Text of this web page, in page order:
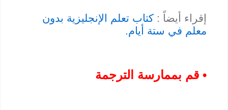
إقراء أيضاً : كتاب تعلم الإنجليزية بدون
معلم في ستة أيام.
• قم بممارسة الترجمة